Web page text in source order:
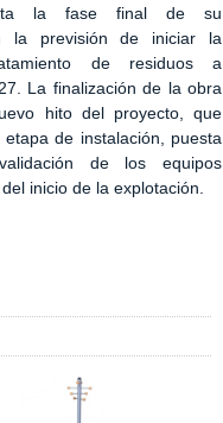
la fase final de su
la previsión de iniciar la
de residuos a
La finalización de la obra
hito del proyecto, que
de instalación, puesta
de los equipos
inicio de la explotación.